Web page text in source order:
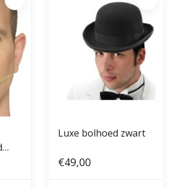
Luxe bolhoed zwart
€49,00